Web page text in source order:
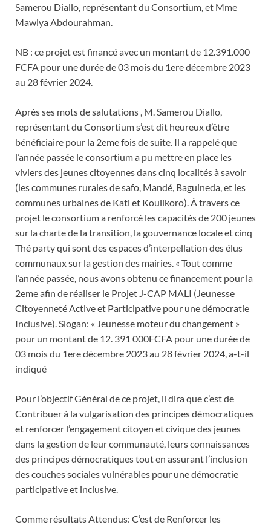
Samerou Diallo, représentant du Consortium, et Mme
Mawiya Abdourahman.
NB : ce projet est financé avec un montant de 12.391.000
FCFA pour une durée de 03 mois du 1ere décembre 2023
au 28 février 2024.
Après ses mots de salutations , M. Samerou Diallo,
représentant du Consortium s’est dit heureux d’être
bénéficiaire pour la 2eme fois de suite. Il a rappelé que
l’année passée le consortium a pu mettre en place les
viviers des jeunes citoyennes dans cinq localités à savoir
(les communes rurales de safo, Mandé, Baguineda, et les
communes urbaines de Kati et Koulikoro). À travers ce
projet le consortium a renforcé les capacités de 200 jeunes
sur la charte de la transition, la gouvernance locale et cinq
Thé party qui sont des espaces d’interpellation des élus
communaux sur la gestion des mairies. « Tout comme
l’année passée, nous avons obtenu ce financement pour la
2eme afin de réaliser le Projet J-CAP MALI (Jeunesse
Citoyenneté Active et Participative pour une démocratie
Inclusive). Slogan: « Jeunesse moteur du changement »
pour un montant de 12. 391 000FCFA pour une durée de
03 mois du 1ere décembre 2023 au 28 février 2024, a-t-il
indiqué
Pour l’objectif Général de ce projet, il dira que c’est de
Contribuer à la vulgarisation des principes démocratiques
et renforcer l’engagement citoyen et civique des jeunes
dans la gestion de leur communauté, leurs connaissances
des principes démocratiques tout en assurant l’inclusion
des couches sociales vulnérables pour une démocratie
participative et inclusive.
Comme résultats Attendus: C’est de Renforcer les